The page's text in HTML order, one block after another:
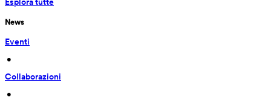
Esplora tutte
News
Eventi
•
Collaborazioni
•